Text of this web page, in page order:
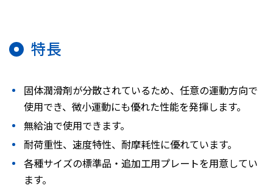
特長
固体潤滑剤が分散されているため、任意の運動方向で
使用でき、微小運動にも優れた性能を発揮します。
無給油で使用できます。
耐荷重性、速度特性、耐摩耗性に優れています。
各種サイズの標準品・追加工用プレートを用意してい
ます。